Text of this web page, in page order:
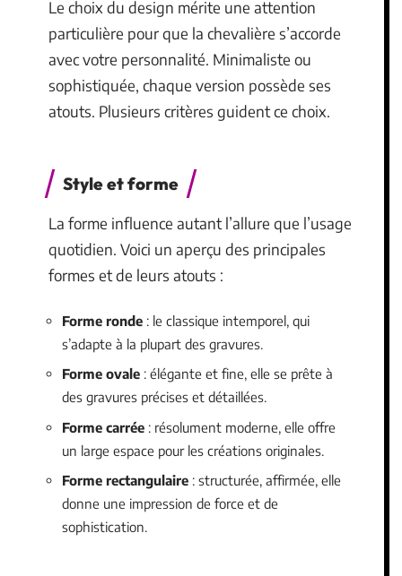
Le choix du design mérite une attention
particulière pour que la chevalière s’accorde
avec votre personnalité. Minimaliste ou
sophistiquée, chaque version possède ses
atouts. Plusieurs critères guident ce choix.
Style et forme
La forme influence autant l’allure que l’usage
quotidien. Voici un aperçu des principales
formes et de leurs atouts :
Forme ronde : le classique intemporel, qui
s’adapte à la plupart des gravures.
Forme ovale : élégante et fine, elle se prête à
des gravures précises et détaillées.
Forme carrée : résolument moderne, elle offre
un large espace pour les créations originales.
Forme rectangulaire : structurée, affirmée, elle
donne une impression de force et de
sophistication.